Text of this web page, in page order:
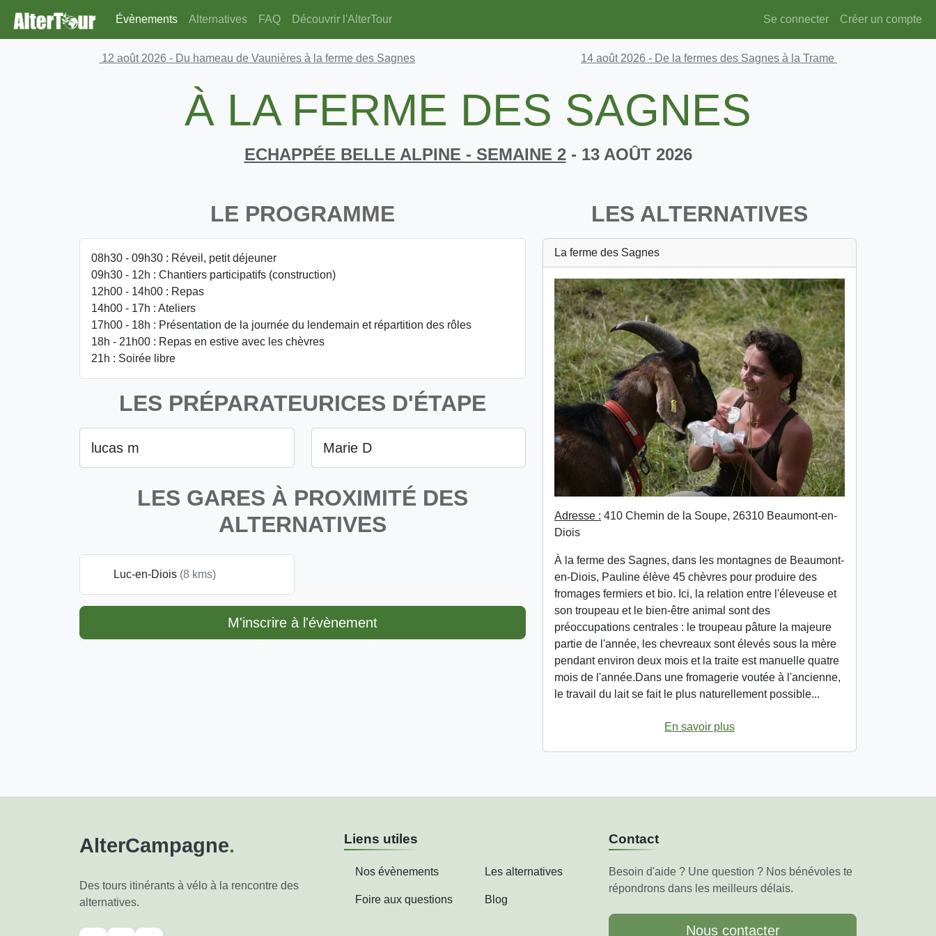
Évènements Alternatives FAQ Découvrir l'AlterTour Se connecter Créer un compte
12 août 2026 - Du hameau de Vaunières à la ferme des Sagnes 14 août 2026 - De la fermes des Sagnes à la Trame
À LA FERME DES SAGNES
ECHAPPÉE BELLE ALPINE - SEMAINE 2- 13 AOÛT 2026
LE PROGRAMME
08h30 - 09h30 : Réveil, petit déjeuner
09h30 - 12h : Chantiers participatifs (construction)
12h00 - 14h00 : Repas
14h00 - 17h : Ateliers
17h00 - 18h : Présentation de la journée du lendemain et répartition des rôles
18h - 21h00 : Repas en estive avec les chèvres
21h : Soirée libre
LES PRÉPARATEURICES D'ÉTAPE
lucas m Marie D
LES GARES À PROXIMITÉ DES
ALTERNATIVES
Luc-en-Diois (8 kms)
M'inscrire à l'évènement
LES ALTERNATIVES
La ferme des Sagnes
Adresse : 410 Chemin de la Soupe, 26310 Beaumont-en-
Diois
À la ferme des Sagnes, dans les montagnes de Beaumont-
en-Diois, Pauline élève 45 chèvres pour produire des
fromages fermiers et bio. Ici, la relation entre l'éleveuse et
son troupeau et le bien-être animal sont des
préoccupations centrales : le troupeau pâture la majeure
partie de l'année, les chevreaux sont élevés sous la mère
pendant environ deux mois et la traite est manuelle quatre
mois de l'année.Dans une fromagerie voutée à l'ancienne,
le travail du lait se fait le plus naturellement possible...
En savoir plus
AlterCampagne.
Des tours itinérants à vélo à la rencontre des
alternatives.
Liens utiles
Nos évènements Les alternatives
Foire aux questions Blog
Contact
Besoin d'aide ? Une question ? Nos bénévoles te
répondrons dans les meilleurs délais.
Nous contacter